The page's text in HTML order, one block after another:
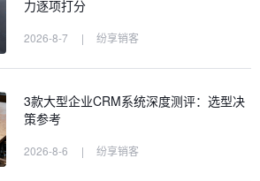
力逐项打分
2026-8-7 | 纷享销客
3款大型企业CRM系统深度测评：选型决
策参考
2026-8-6 | 纷享销客